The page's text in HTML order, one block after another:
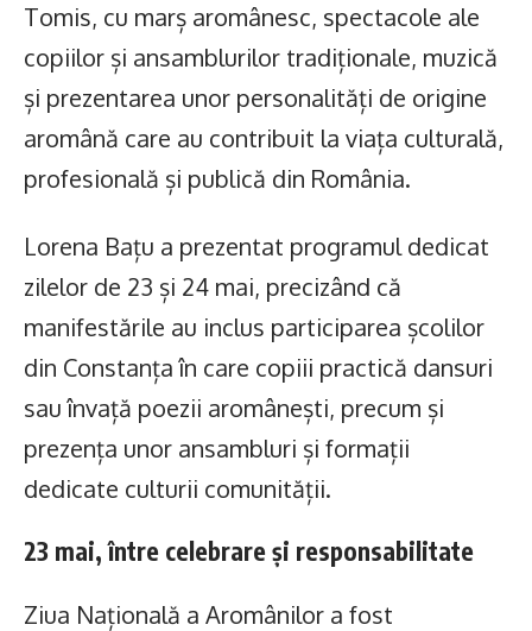
Tomis, cu marș aromânesc, spectacole ale
copiilor și ansamblurilor tradiționale, muzică
și prezentarea unor personalități de origine
aromână care au contribuit la viața culturală,
profesională și publică din România.
Lorena Bațu a prezentat programul dedicat
zilelor de 23 și 24 mai, precizând că
manifestările au inclus participarea școlilor
din Constanța în care copiii practică dansuri
sau învață poezii aromânești, precum și
prezența unor ansambluri și formații
dedicate culturii comunității.
23 mai, între celebrare și responsabilitate
Ziua Națională a Aromânilor a fost